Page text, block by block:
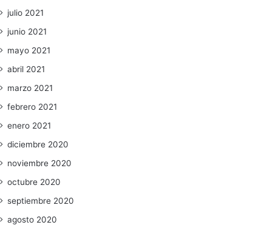
julio 2021
junio 2021
mayo 2021
abril 2021
marzo 2021
febrero 2021
enero 2021
diciembre 2020
noviembre 2020
octubre 2020
septiembre 2020
agosto 2020